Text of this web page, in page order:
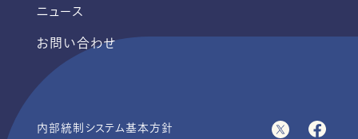
ニュース
お問い合わせ
内部統制システム基本方針